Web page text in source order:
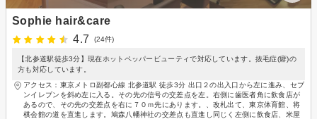
Sophie hair&care
4.7
(24件)
【北参道駅徒歩3分】現在ホットペッパービューティで対応しています。抜毛症(癖)の
方も対応しています。
アクセス：東京メトロ副都心線 北参道駅 徒歩3分 出口２の出入口から左に進み、セブ
ンイレブンを斜め左に入る。その先の信号の交差点を左。右側に歯医者角に飲食店が
あるので、その先の交差点を右に７０ｍ先にあります。、改札出て、東京体育館、将
棋会館の道を直進します。鳩森八幡神社の交差点も直進し同じく左側に飲食店、米屋